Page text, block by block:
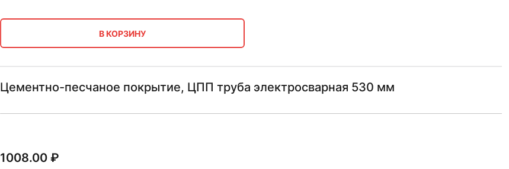
В КОРЗИНУ
Цементно-песчаное покрытие, ЦПП труба электросварная 530 мм
1008.00₽